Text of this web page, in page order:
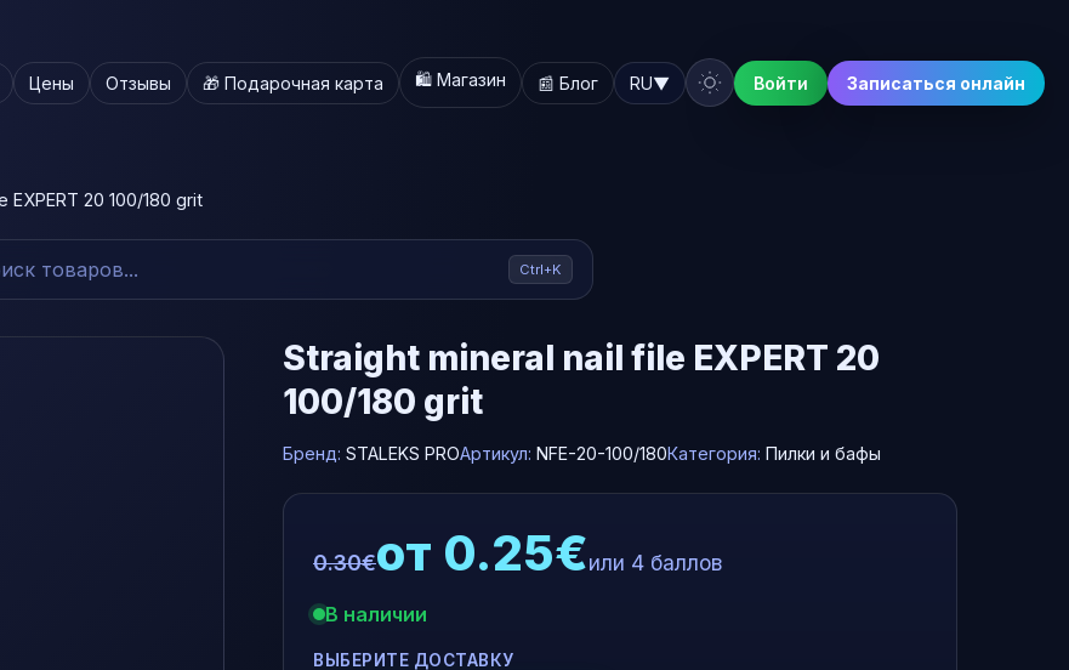
Цены Отзывы 🎁 Подарочная карта 🛍️ Магазин 📰 Блог RU▼ Войти Записаться онлайн
EXPERT 20 100/180 grit
Ctrl+K
Straight mineral nail file EXPERT 20
100/180 grit
Бренд: STALEKS PROАртикул: NFE-20-100/180Категория: Пилки и бафы
0.30€от 0.25€или 4 баллов
В наличии
ВЫБЕРИТЕ ДОСТАВКУ